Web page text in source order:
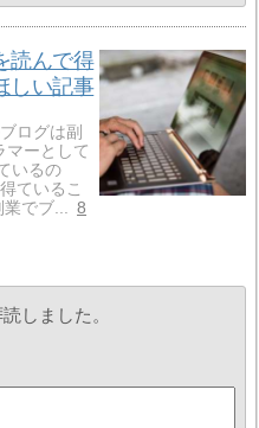
読んで得
しい記事
ログは副
マーとして
いるの
ているこ
でブ...
8
しました。